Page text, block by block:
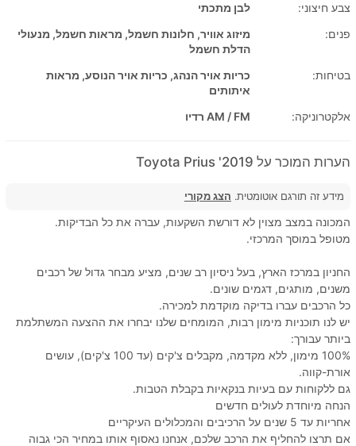
צבע חיצוני:
לבן מתכתי
פנים:
מיזוג אוויר, חלונות חשמל, מראות חשמל, מנעולי
הדלת חשמל
בטיחות:
כריות אויר הנהג, כריות אויר הנוסע, מראות
איתותים
אלקטרוניקה:
AM / FM רדיו
הערות המוכר על 2019' Toyota Prius
מידע זה תורגם אוטומטית. הצג מקורי
המכונה במצב מצוין לא דורשת השקעות, עברה את כל הבדיקות.
מטופל במוסך המרכזי.
החניון במרכז הארץ, בעל ניסיון רב שנים, מציע מבחר גדול של רכבים
משנים, מותגים, דגמים שונים.
כל הרכבים עברו בדיקה מוקדמת למכירה.
יש לנו תוכניות מימון רבות, המומחים שלנו יבחרו את ההצעה המשתלמת
ביותר עבורך:
100% מימון, ללא מקדמה, מקבלים צ'קים (עד 100 צ'קים), עושים
אורת-קווה.
גם ללקוחות עם בעיות בנקאיות בקבלת הטבות.
הנחה מיוחדת לעולים חדשים
אחריות עד 5 שנים על הרכיבים והמכלולים העיקריים
אם תרצו להחליף את הרכב שלכם, אנחנו נאסוף אותו במחיר הכי גבוה